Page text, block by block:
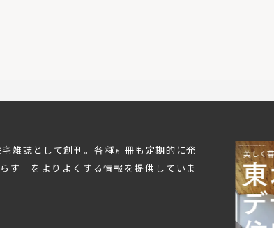
雑誌として創刊。各種別冊も定期的に発
す」をよりよくする情報を提供していま